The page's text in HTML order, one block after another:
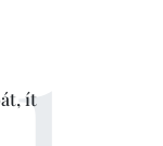
ít